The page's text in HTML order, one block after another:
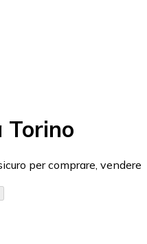
Torino
per comprare, vendere